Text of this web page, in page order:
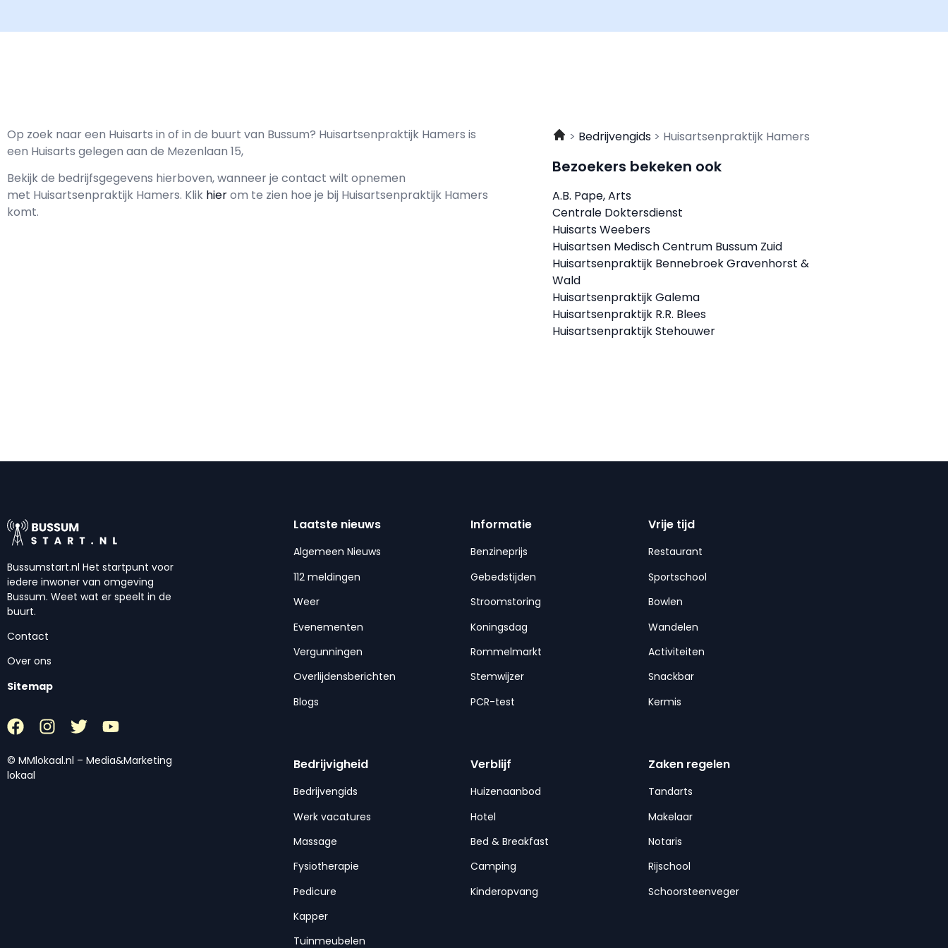
Op zoek naar een Huisarts in of in de buurt van Bussum? Huisartsenpraktijk Hamers is
een Huisarts gelegen aan de Mezenlaan 15,
Bekijk de bedrijfsgegevens hierboven, wanneer je contact wilt opnemen
met Huisartsenpraktijk Hamers. Klik hierom te zien hoe je bij Huisartsenpraktijk Hamers
komt.
Bedrijvengids Huisartsenpraktijk Hamers
Bezoekers bekeken ook
A.B. Pape, Arts
Centrale Doktersdienst
Huisarts Weebers
Huisartsen Medisch Centrum Bussum Zuid
Huisartsenpraktijk Bennebroek Gravenhorst &
Wald
Huisartsenpraktijk Galema
Huisartsenpraktijk R.R. Blees
Huisartsenpraktijk Stehouwer
Bussumstart.nl Het startpunt voor
iedere inwoner van omgeving
Bussum. Weet wat er speelt in de
buurt.
Contact
Over ons
Sitemap
© MMlokaal.nl – Media&Marketing
lokaal
Laatste nieuws
Algemeen Nieuws
112 meldingen
Weer
Evenementen
Vergunningen
Overlijdensberichten
Blogs
Informatie
Benzineprijs
Gebedstijden
Stroomstoring
Koningsdag
Rommelmarkt
Stemwijzer
PCR-test
Vrije tijd
Restaurant
Sportschool
Bowlen
Wandelen
Activiteiten
Snackbar
Kermis
Bedrijvigheid
Bedrijvengids
Werk vacatures
Massage
Fysiotherapie
Pedicure
Kapper
Tuinmeubelen
Verblijf
Huizenaanbod
Hotel
Bed & Breakfast
Camping
Kinderopvang
Zaken regelen
Tandarts
Makelaar
Notaris
Rijschool
Schoorsteenveger